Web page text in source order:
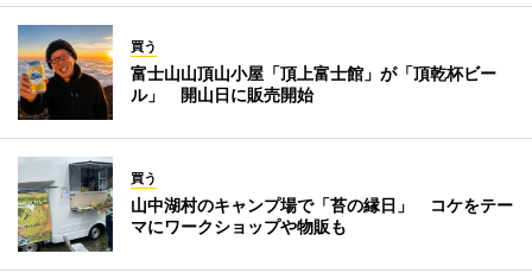
買う
富士山山頂山小屋「頂上富士館」が「頂乾杯ビー
ル」 開山日に販売開始
買う
山中湖村のキャンプ場で「苔の縁日」 コケをテー
マにワークショップや物販も